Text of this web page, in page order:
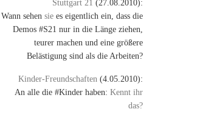
Stuttgart 21 (27.08.2010):
Wann sehen sie es eigentlich ein, dass die
Demos #S21 nur in die Länge ziehen,
teurer machen und eine größere
Belästigung sind als die Arbeiten?
Kinder-Freundschaften (4.05.2010):
An alle die #Kinder haben: Kennt ihr
das?